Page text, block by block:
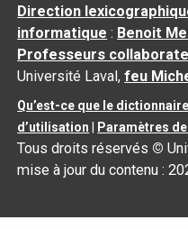
Direction
informatique : Benoit
Professeurs
Université Laval,feu
Qu’est-ce que le
d’utilisation
Paramètres
Tous droits réservés ©
mise à jour du contenu :